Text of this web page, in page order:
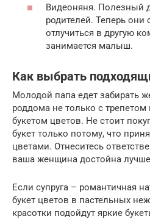
Видеоняня. Полезный
родителей. Теперь они
отлучиться в другую
занимается малыш.
Как выбрать
Молодой папа едет забирать
роддома не только с
букетом цветов. Не стоит
букет только потому, что
цветами. Отнеситесь
ваша женщина достойна
Если супруга – романтичная
букет цветов в пастельных
красотки подойдут яркие